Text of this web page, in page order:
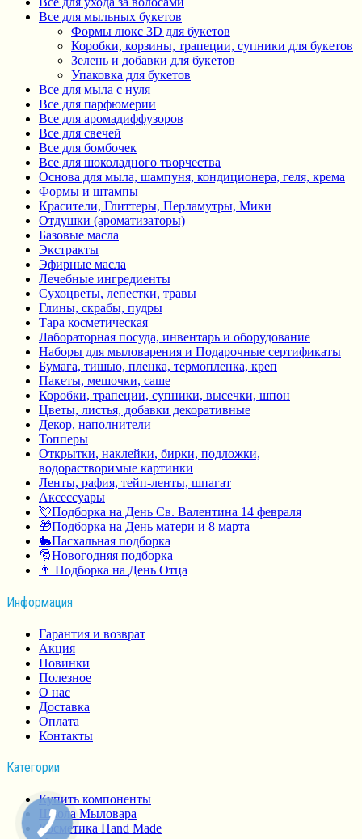
Все для мыльных букетов
Формы люкс 3D для букетов
Коробки, корзины, трапеции, супники для букетов
Зелень и добавки для букетов
Упаковка для букетов
Все для мыла с нуля
Все для парфюмерии
Все для аромадиффузоров
Все для свечей
Все для бомбочек
Все для шоколадного творчества
Основа для мыла, шампуня, кондиционера, геля, крема
Формы и штампы
Красители, Глиттеры, Перламутры, Мики
Отдушки (ароматизаторы)
Базовые масла
Экстракты
Эфирные масла
Лечебные ингредиенты
Сухоцветы, лепестки, травы
Глины, скрабы, пудры
Тара косметическая
Лабораторная посуда, инвентарь и оборудование
Наборы для мыловарения и Подарочные сертификаты
Бумага, тишью, пленка, термопленка, креп
Пакеты, мешочки, саше
Коробки, трапеции, супники, высечки, шпон
Цветы, листья, добавки декоративные
Декор, наполнители
Топперы
Открытки, наклейки, бирки, подложки,
водорастворимые картинки
Ленты, рафия, тейп-ленты, шпагат
Аксессуары
💘Подборка на День Св. Валентина 14 февраля
🎁Подборка на День матери и 8 марта
🐇Пасхальная подборка
🎅Новогодняя подборка
👨 Подборка на День Отца
Информация
Гарантия и возврат
Акция
Новинки
Полезное
О нас
Доставка
Оплата
Контакты
Категории
Купить компоненты
Школа Мыловара
Косметика Hand Made